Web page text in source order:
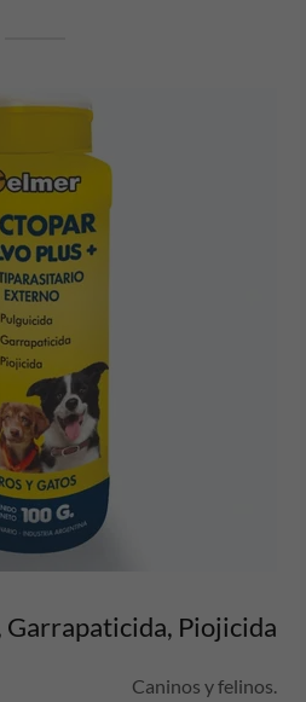
Garrapaticida, Piojicida
Caninos y felinos.